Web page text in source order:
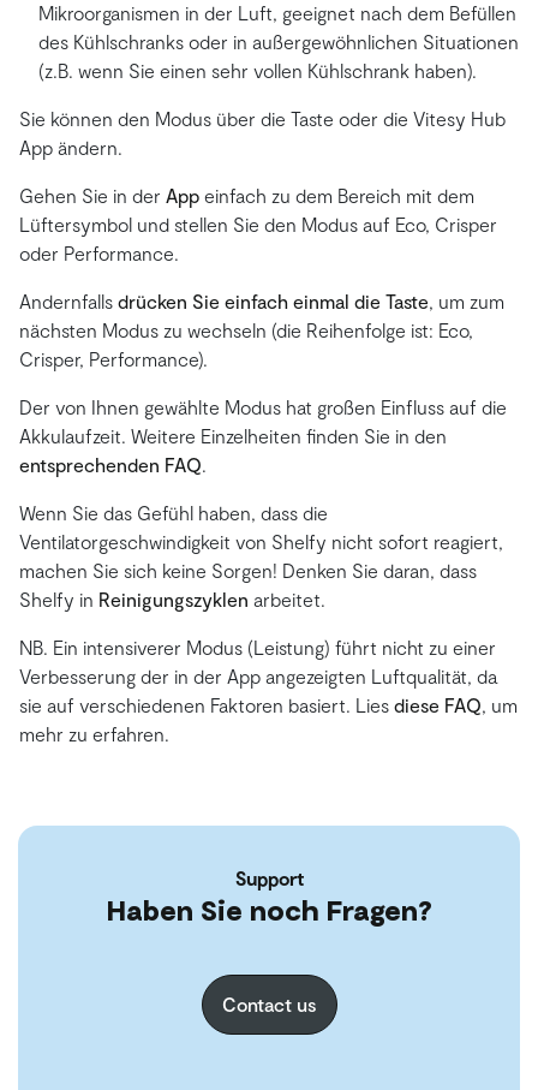
Mikroorganismen in der Luft, geeignet nach dem Befüllen
des Kühlschranks oder in außergewöhnlichen Situationen
(z.B. wenn Sie einen sehr vollen Kühlschrank haben).
Sie können den Modus über die Taste oder die Vitesy Hub
App ändern.
Gehen Sie in der App einfach zu dem Bereich mit dem
Lüftersymbol und stellen Sie den Modus auf Eco, Crisper
oder Performance.
Andernfalls drücken Sie einfach einmal die Taste, um zum
nächsten Modus zu wechseln (die Reihenfolge ist: Eco,
Crisper, Performance).
Der von Ihnen gewählte Modus hat großen Einfluss auf die
Akkulaufzeit. Weitere Einzelheiten finden Sie in den
entsprechenden FAQ.
Wenn Sie das Gefühl haben, dass die
Ventilatorgeschwindigkeit von Shelfy nicht sofort reagiert,
machen Sie sich keine Sorgen! Denken Sie daran, dass
Shelfy in Reinigungszyklen arbeitet.
NB. Ein intensiverer Modus (Leistung) führt nicht zu einer
Verbesserung der in der App angezeigten Luftqualität, da
sie auf verschiedenen Faktoren basiert. Lies diese FAQ, um
mehr zu erfahren.
Support
Haben Sie noch Fragen?
Contact us